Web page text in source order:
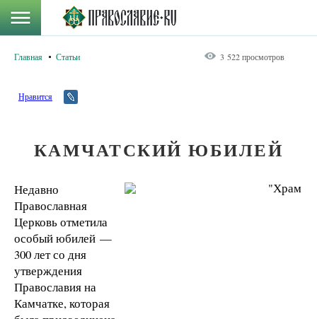
Главная Статьи 3 522 просмотров
Нравится
КАМЧАТСКИЙ ЮБИЛЕЙ
Недавно
Православная
Церковь отметила
особый юбилей —
300 лет со дня
утверждения
Православия на
Камчатке, которая